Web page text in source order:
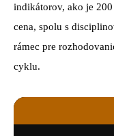
indikátorov, ako je
cena, spolu s
rámec pre
cyklu.